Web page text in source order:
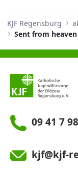
KJF Regensburg
Sent from heaven
09 41 7
kjf@kjf-